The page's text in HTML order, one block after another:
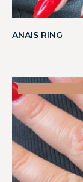
ANAIS RING